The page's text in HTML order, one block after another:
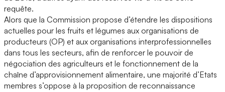
requête.
Alors que la Commission propose d’étendre les dispositions
actuelles pour les fruits et légumes aux organisations de
producteurs (OP) et aux organisations interprofessionnelles
dans tous les secteurs, afin de renforcer le pouvoir de
négociation des agriculteurs et le fonctionnement de la
chaîne d’approvisionnement alimentaire, une majorité d’Etats
membres s’oppose à la proposition de reconnaissance